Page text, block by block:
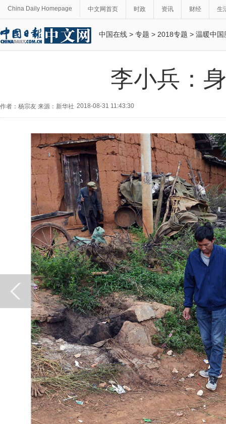
China Daily Homepage 中文网首页 时政 资讯 财经 生
中国在线 > 专题 > 2018专题 > 温暖中国
李小兵：
作者：杨宗友 来源：新华社 2018-08-31 11:43:30